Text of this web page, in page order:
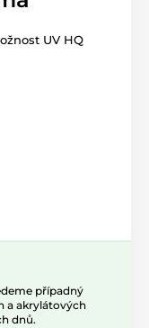
UV HQ
případný
a akrylátových
dnů.